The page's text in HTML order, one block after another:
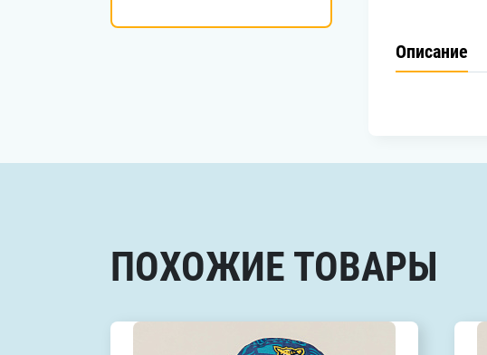
Описание
ПОХОЖИЕ ТОВАРЫ